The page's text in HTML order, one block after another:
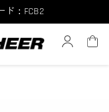
：FCB2
：FCB10